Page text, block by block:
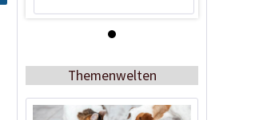
Themenwelten